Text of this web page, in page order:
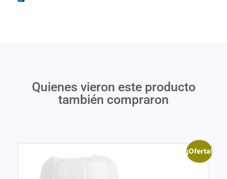
Quienes vieron este producto
también compraron
¡Oferta!